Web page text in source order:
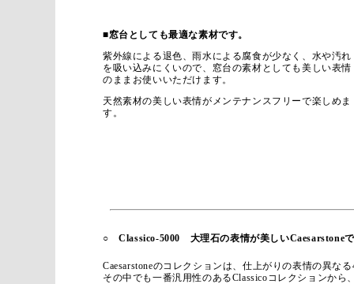
■窓台としても最適な素材です。
紫外線による退色、雨水による腐食が少なく、水や汚れ
を吸い込みにくいので、窓台の素材としても美しい表情
のままお使いいただけます。
天然素材の美しい表情がメンテナンスフリーで楽しめま
す。
○ Classico-5000 大理石の表情が美しいCaesarstone
Caesarstoneのコレクションは、仕上がりの表情の異な
その中でも一番汎用性のあるClassicoコレクションか